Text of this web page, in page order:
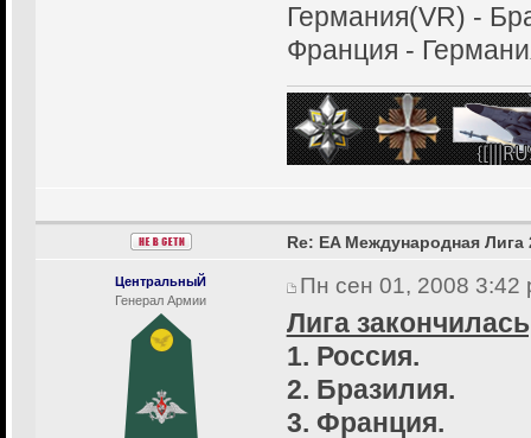
Германия(VR) -
Франция -
ЦентральныЙ
Генерал Армии
Re: EA Международная Лига
Пн сен 01, 2008 3:42
Лига
1. Россия.
2. Бразилия.
3. Франция.